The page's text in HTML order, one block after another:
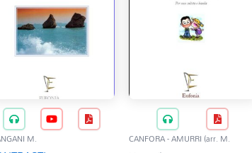
M.
CANFORA - AMURRI (arr. M.